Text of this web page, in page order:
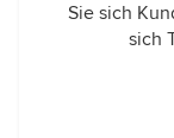
Sie sich
sich